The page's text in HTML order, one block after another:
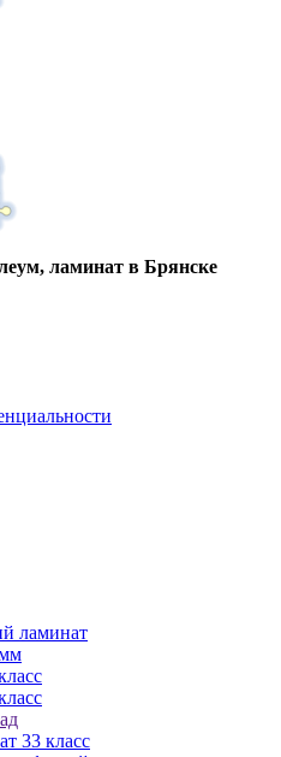
ламинат в Брянске
ламинат
33 класс